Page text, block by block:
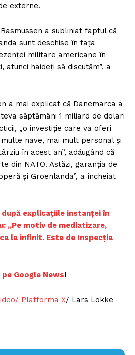
externe.
a subliniat faptul că
sunt deschise în fața
militare americane în
atunci haideți să discutăm”, a
a mai explicat că Danemarca a
săptămâni 1 miliard de dolari
„o investiție care va oferi
nave, mai mult personal și
în acest an”, adăugând că
din NATO. Astăzi, garanția de
și Groenlanda”, a încheiat
explicațiile instanței în
„Pe motiv de mediatizare,
la infinit. Este de Inspecția
pe Google News!
Platforma X/ Lars Lokke